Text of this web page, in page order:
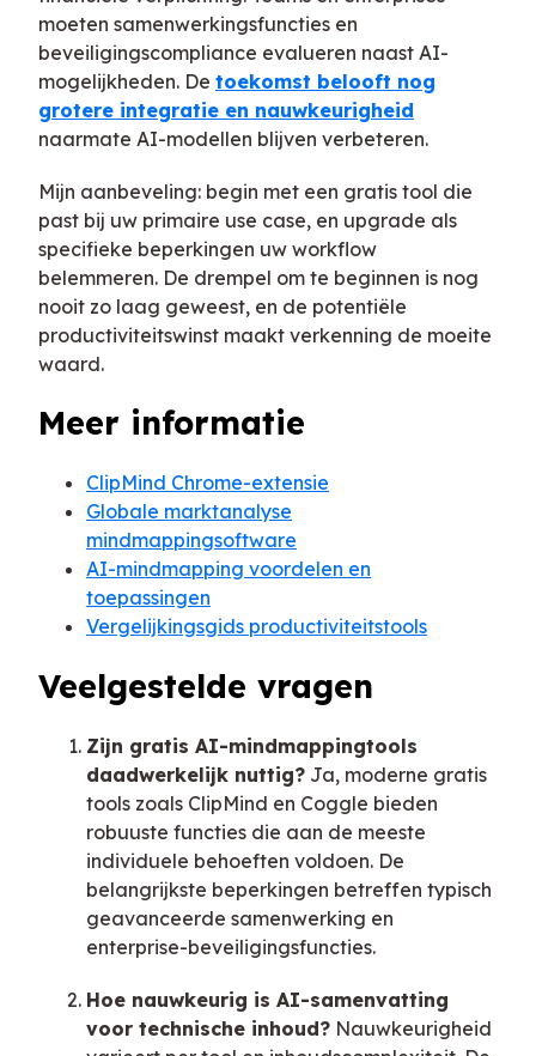
moeten samenwerkingsfuncties en
beveiligingscompliance evalueren naast AI-
mogelijkheden. De toekomst belooft nog
grotere integratie en nauwkeurigheid
naarmate AI-modellen blijven verbeteren.
Mijn aanbeveling: begin met een gratis tool die
past bij uw primaire use case, en upgrade als
specifieke beperkingen uw workflow
belemmeren. De drempel om te beginnen is nog
nooit zo laag geweest, en de potentiële
productiviteitswinst maakt verkenning de moeite
waard.
Meer informatie
ClipMind Chrome-extensie
Globale marktanalyse
mindmappingsoftware
AI-mindmapping voordelen en
toepassingen
Vergelijkingsgids productiviteitstools
Veelgestelde vragen
Zijn gratis AI-mindmappingtools
daadwerkelijk nuttig? Ja, moderne gratis
tools zoals ClipMind en Coggle bieden
robuuste functies die aan de meeste
individuele behoeften voldoen. De
belangrijkste beperkingen betreffen typisch
geavanceerde samenwerking en
enterprise-beveiligingsfuncties.
Hoe nauwkeurig is AI-samenvatting
voor technische inhoud? Nauwkeurigheid